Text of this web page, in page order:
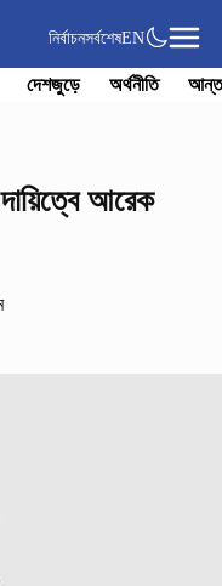
নির্বাচনসর্বশেষEN
দেশজুড়ে অর্থনীতি
দায়িত্বে আরেক